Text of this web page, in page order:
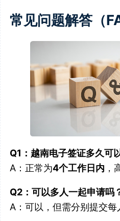
常见问题解答（
Q1：越南电子签证多久可
A：正常为4个工作日内 ，
Q2：可以多人一起申请吗
A：可以，但需分别提交每